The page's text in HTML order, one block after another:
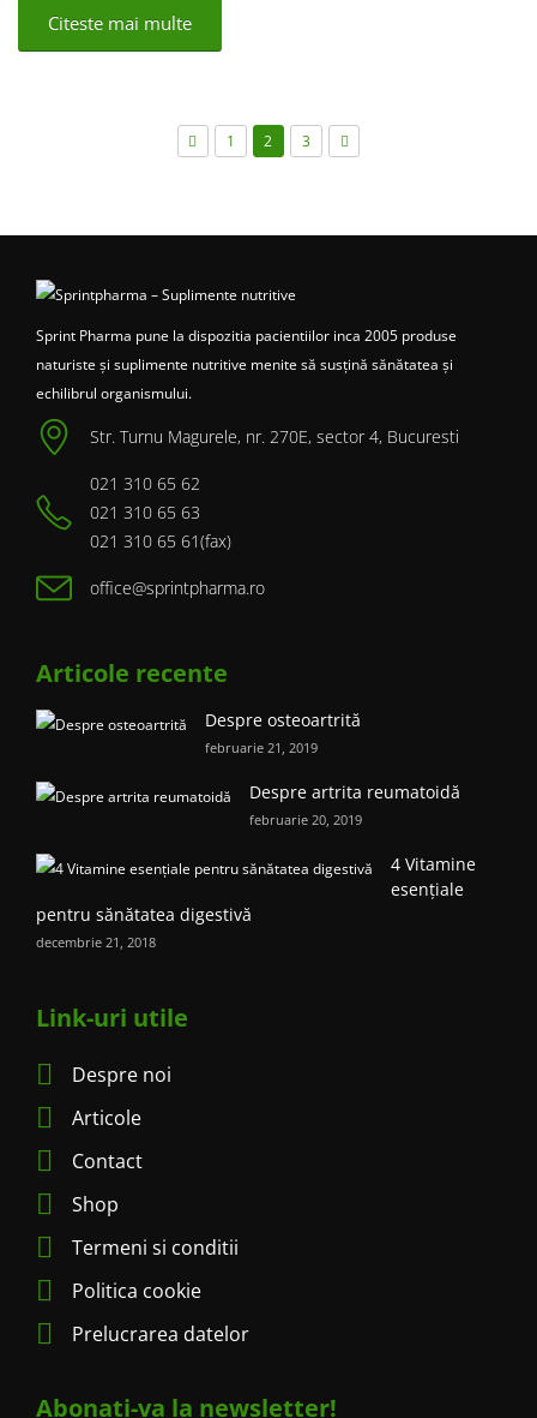
Citeste mai multe
1 2 3
Sprint Pharma pune la dispozitia pacientiilor inca 2005 produse
naturiste și suplimente nutritive menite să susțină sănătatea și
echilibrul organismului.
Str. Turnu Magurele, nr. 270E, sector 4, Bucuresti
021 310 65 62
021 310 65 63
021 310 65 61(fax)
office@sprintpharma.ro
Articole recente
Despre osteoartrită
februarie 21, 2019
Despre artrita reumatoidă
februarie 20, 2019
4 Vitamine
esențiale
pentru sănătatea digestivă
decembrie 21, 2018
Link-uri utile
Despre noi
Articole
Contact
Shop
Termeni si conditii
Politica cookie
Prelucrarea datelor
Abonati-va la newsletter!